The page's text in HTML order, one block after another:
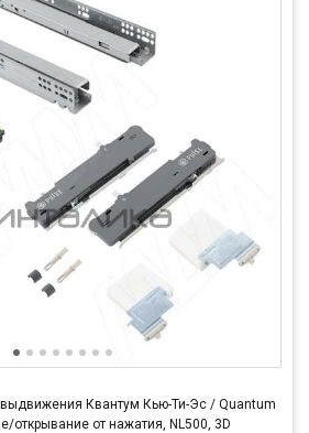
Квантум Кью-Ти-Эс / Quantum
открывание от нажатия, NL500, 3D